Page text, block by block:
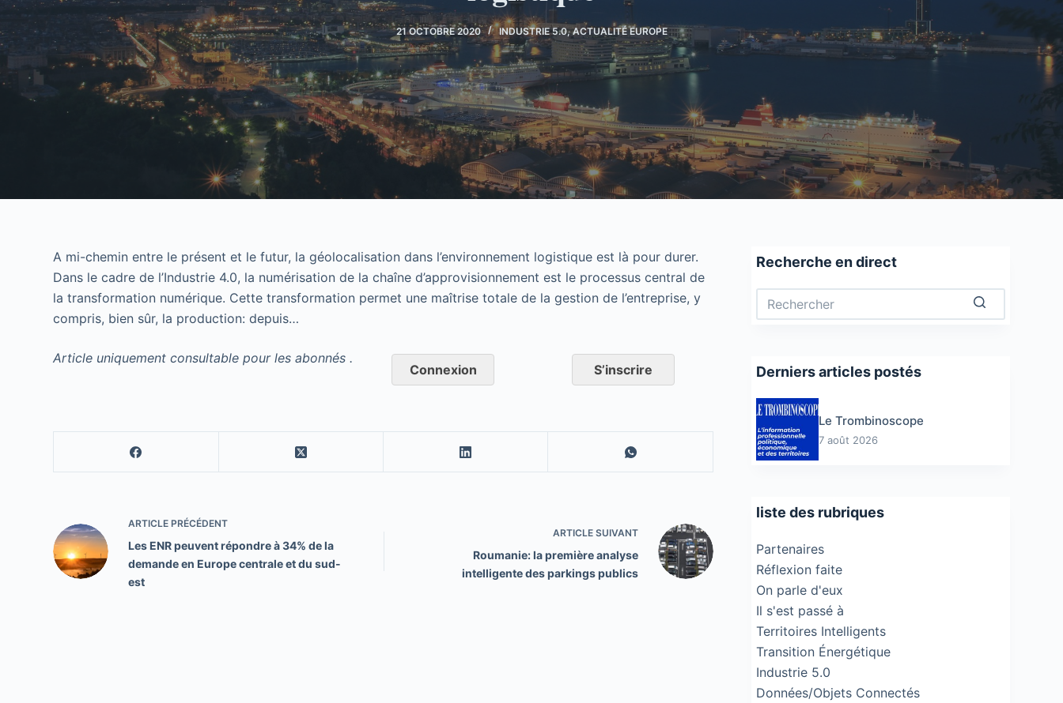
21 OCTOBRE 2020 INDUSTRIE 5.0,ACTUALITÉ EUROPE
A mi-chemin entre le présent et le futur, la géolocalisation dans l’environnement logistique est là pour durer.
Dans le cadre de l’Industrie 4.0, la numérisation de la chaîne d’approvisionnement est le processus central de
la transformation numérique. Cette transformation permet une maîtrise totale de la gestion de l’entreprise, y
compris, bien sûr, la production: depuis…
Article uniquement consultable pour les abonnés .
Connexion S’inscrire
ARTICLE PRÉCÉDENT
Les ENR peuvent répondre à 34% de la
demande en Europe centrale et du sud-
est
ARTICLESUIVANT
Roumanie: la première analyse
intelligente des parkings publics
Recherche en direct
Derniers articles postés
Le Trombinoscope
7 août 2026
liste des rubriques
Partenaires
Réflexion faite
On parle d'eux
Il s'est passé à
Territoires Intelligents
Transition Énergétique
Industrie 5.0
Données/Objets Connectés